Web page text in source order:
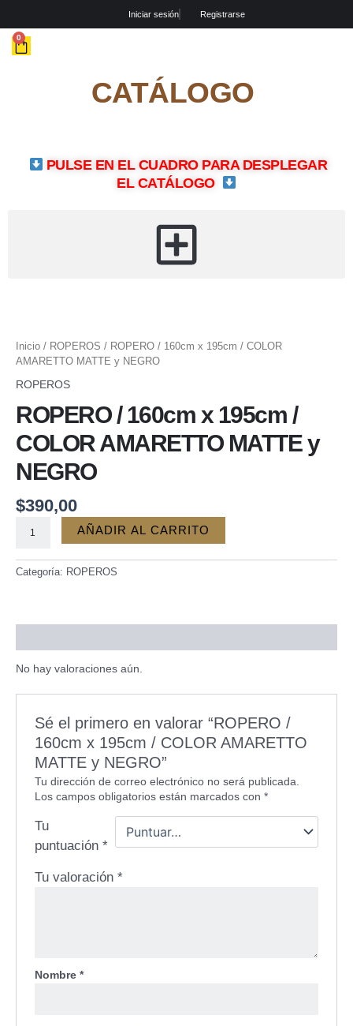
contenido
Iniciar sesión Registrarse
0
CART
CATÁLOGO
PULSE EN EL CUADRO PARA DESPLEGAR
EL CATÁLOGO
Inicio / ROPEROS / ROPERO / 160cm x 195cm / COLOR
AMARETTO MATTE y NEGRO
ROPEROS
ROPERO / 160cm x 195cm /
COLOR AMARETTO MATTE y
NEGRO
$390,00
x
195cm
AMARETTO
MATTE
y
cantidad
AÑADIR AL CARRITO
Categoría: ROPEROS
No hay valoraciones aún.
Sé el primero en valorar “ROPERO /
160cm x 195cm / COLOR AMARETTO
MATTE y NEGRO”
Tu dirección de correo electrónico no será publicada.
Los campos obligatorios están marcados con*
Tu
puntuación*
Tu valoración*
Nombre*